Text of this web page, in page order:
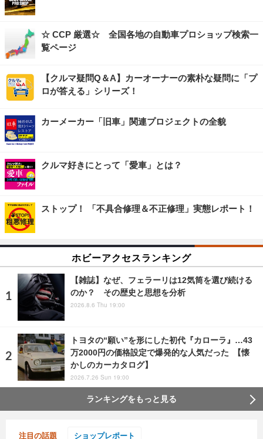
☆ CCP 厳選☆ 全国各地の自動車プロショップ検索一
覧ページ
【クルマ疑問Q＆A】カーオーナーの素朴な疑問に「プ
ロが答える」シリーズ！
カーメーカー「旧車」関連プロジェクトの全貌
クルマ好きにとって「愛車」とは？
ストップ！ 「不具合修理＆不正修理」実態レポート！
ホビーアクセスランキング
【雑誌】なぜ、フェラーリは12気筒を選び続ける
のか？ その歴史と思想を分析
2026.8.6 Thu 19:00
トヨタの“願い”を形にした初代『カローラ』…43
万2000円の価格設定で爆発的な人気だった 【懐
かしのカーカタログ】
2026.7.26 Sun 19:00
ランキングをもっと見る
注目の話題 ショップレポート